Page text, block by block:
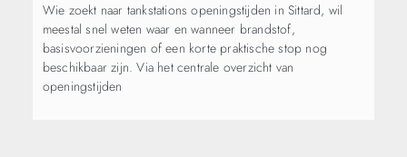
Wie zoekt naar tankstations openingstijden in Sittard, wil
meestal snel weten waar en wanneer brandstof,
basisvoorzieningen of een korte praktische stop nog
beschikbaar zijn. Via het centrale overzicht van
openingstijden